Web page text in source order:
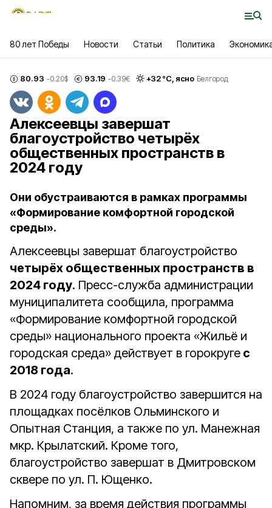
80 лет Победы Новости Статьи Политика
80.93 -0.20$ 93.19 -0.39€ +32°С, ясно Белгород
Алексеевцы завершат
благоустройство четырёх
общественных пространств в
2024 году
Они обустраиваются в рамках программы
«Формирование комфортной городской
среды».
Алексеевцы завершат благоустройство
четырёх общественных пространств в
2024 году. Пресс-служба администрации
муниципалитета сообщила, программа
«Формирование комфортной городской
среды» национального проекта «Жильё и
городская среда» действует в горокруге с
2018 года.
В 2024 году благоустройство завершится на
площадках посёлков Ольминского и
Опытная Станция, а также по ул. Манежная
мкр. Крылатский. Кроме того,
благоустройство завершат в Дмитровском
сквере по ул. П. Ющенко.
Напомним, за время действия программы